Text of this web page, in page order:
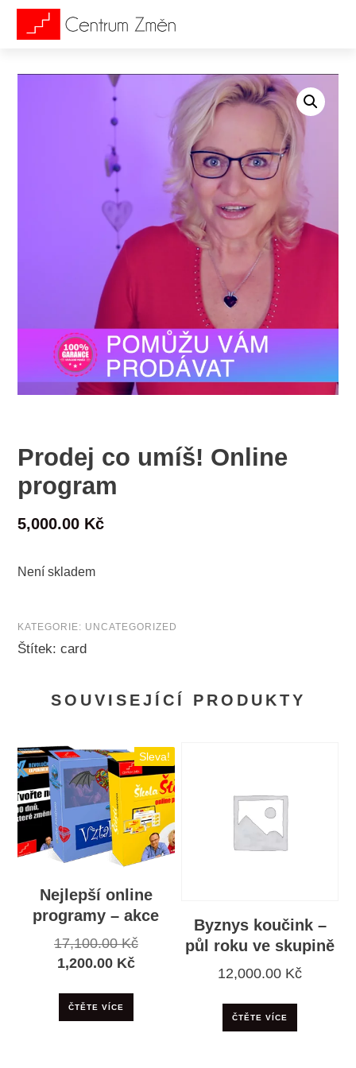
Prodej co umíš! Online
program
5,000.00 Kč
Není skladem
KATEGORIE: UNCATEGORIZED
Štítek: card
SOUVISEJÍCÍ PRODUKTY
Sleva!
Nejlepší online
programy – akce
17,100.00KčPůvodní
17,100.00 Kč.
1,200.00 KčAktuální
ČTĚTE VÍCE
Byznys koučink –
půl roku ve skupině
12,000.00 Kč
ČTĚTE VÍCE